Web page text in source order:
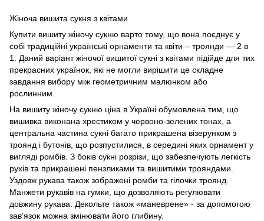
Жіноча вишита сукня з квітами
Купити вишиту жіночу сукню варто тому, що вона поєднує у
собі традиційні українські орнаменти та квіти – троянди ― 2 в
1. Даний варіант жіночої вишитої сукні з квітами підійде для тих
прекрасних українок, які не могли вирішити це складне
завдання вибору між геометричним малюнком або
рослинним.
На вишиту жіночу сукню ціна в Україні обумовлена тим, що
вишивка виконана хрестиком у червоно-зелених тонах, а
центральна частина сукні багато прикрашена візерунком з
троянд і бутонів, що розпустилися, в середині яких орнамент у
вигляді ромбів. З боків сукні розрізи, що забезпечують легкість
рухів та прикрашені пензликами та вишитими трояндами.
Уздовж рукава також зображені ромби та гілочки троянд.
Манжети рукавів на гумки, що дозволяють регулювати
довжину рукава. Декольте також «маневрене» - за допомогою
зав'язок можна змінювати його глибину.